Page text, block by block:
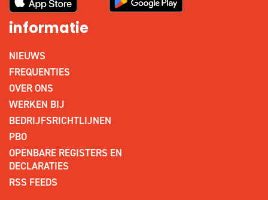
informatie
NIEUWS
FREQUENTIES
OVER ONS
WERKEN BIJ
BEDRIJFSRICHTLIJNEN
PBO
OPENBARE REGISTERS EN
DECLARATIES
RSS FEEDS